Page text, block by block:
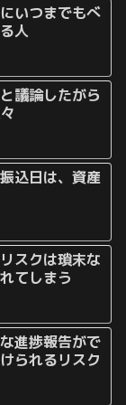
いつまでもべ
人
議論したがら
込日は、資産
スクは瑣末な
てしまう
進捗報告がで
られるリスク